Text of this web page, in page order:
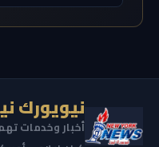
نيويورك
أخبار وخدمات